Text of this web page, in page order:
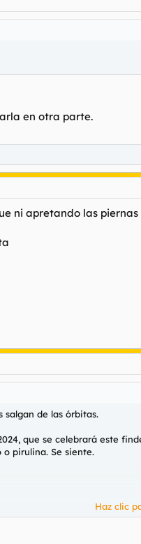
algo de tetas la
en otra parte.
ni apretando las
salgan de las órbitas.
que se celebrará este
o pirulina. Se siente.
Haz clic